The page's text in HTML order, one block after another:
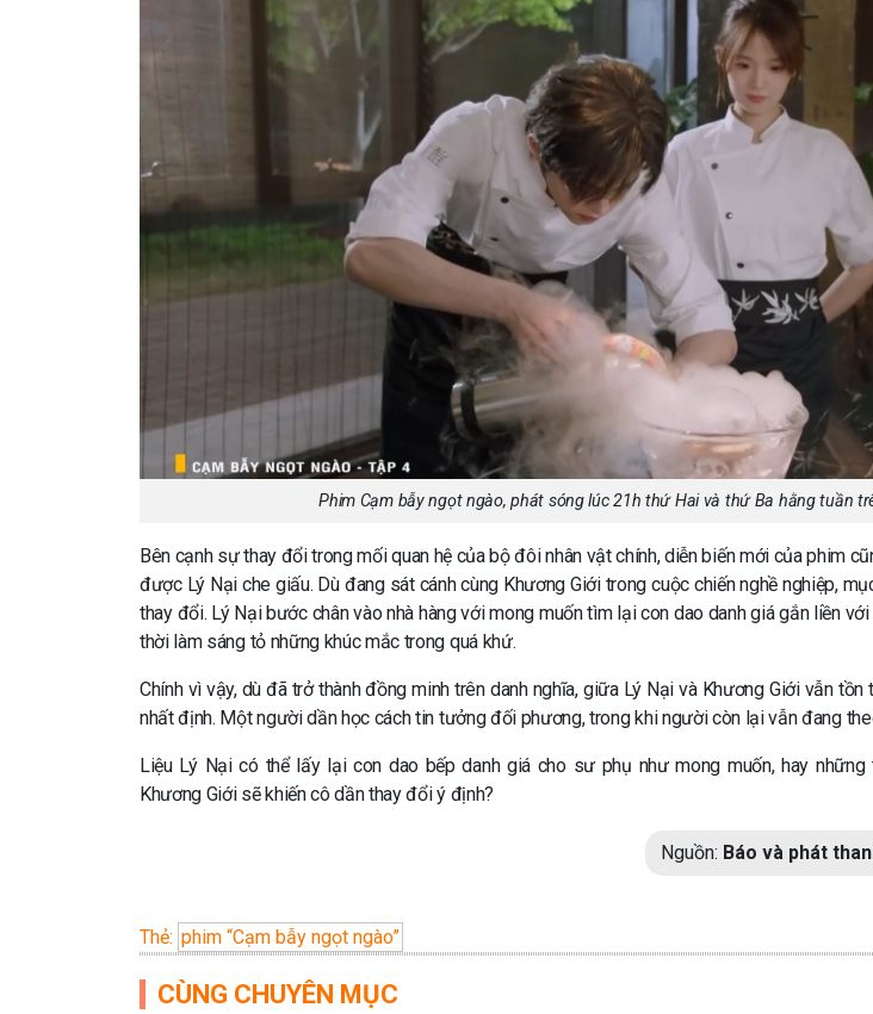
Phim Cạm bẫy ngọt ngào, phát sóng lúc 21h thứ Hai và thứ Ba hằng tuần
Bên cạnh sự thay đổi trong mối quan hệ của bộ đôi nhân vật chính, diễn biến mới của phim
được Lý Nại che giấu. Dù đang sát cánh cùng Khương Giới trong cuộc chiến nghề nghiệp,
thay đổi. Lý Nại bước chân vào nhà hàng với mong muốn tìm lại con dao danh giá gắn liền
thời làm sáng tỏ những khúc mắc trong quá khứ.
Chính vì vậy, dù đã trở thành đồng minh trên danh nghĩa, giữa Lý Nại và Khương Giới vẫn
nhất định. Một người dần học cách tin tưởng đối phương, trong khi người còn lại vẫn đang
Liệu Lý Nại có thể lấy lại con dao bếp danh giá cho sư phụ như mong muốn, hay
Khương Giới sẽ khiến cô dần thay đổi ý định?
Nguồn: Báo và phát
Thẻ: phim “Cạm bẫy ngọt ngào”
CÙNG CHUYÊN MỤC